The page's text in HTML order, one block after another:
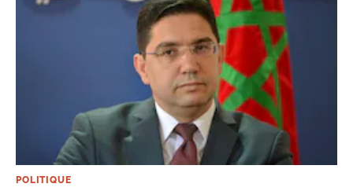
POLITIQUE